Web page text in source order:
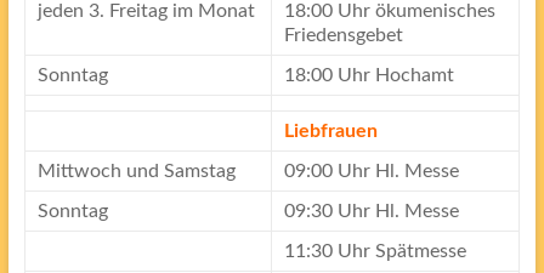
jeden 3. Freitag im Monat
18:00 Uhr ökumenisches
Friedensgebet
Sonntag 18:00 Uhr Hochamt
Liebfrauen
Mittwoch und Samstag 09:00 Uhr Hl. Messe
Sonntag 09:30 Uhr Hl. Messe
11:30 Uhr Spätmesse